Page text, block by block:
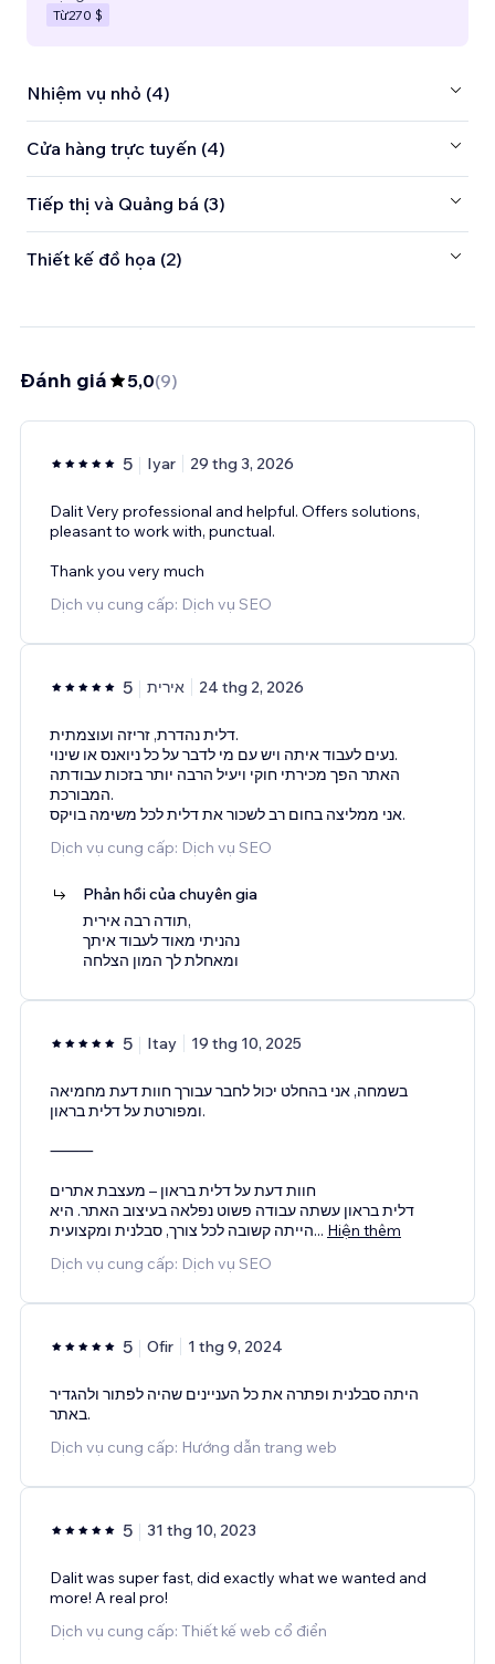
Từ270 $
Nhiệm vụ nhỏ (4)
Cửa hàng trực tuyến (4)
Tiếp thị và Quảng bá (3)
Thiết kế đồ họa (2)
Đánh giá 5,0(9)
5 Iyar 29 thg 3, 2026
Dalit Very professional and helpful. Offers solutions,
pleasant to work with, punctual.
Thank you very much
Dịch vụ cung cấp: Dịch vụ SEO
5 אירית 24 thg 2, 2026
דלית נהדרת, זריזה ועוצמתית.
נעים לעבוד איתה ויש עם מי לדבר על כל ניואנס או שינוי.
האתר הפך מכירתי חוקי ויעיל הרבה יותר בזכות עבודתה
המבורכת.
אני ממליצה בחום רב לשכור את דלית לכל משימה בויקס.
Dịch vụ cung cấp: Dịch vụ SEO
Phản hồi của chuyên gia
תודה רבה אירית,
נהניתי מאוד לעבוד איתך
ומאחלת לך המון הצלחה
5 Itay 19 thg 10, 2025
בשמחה, אני בהחלט יכול לחבר עבורך חוות דעת מחמיאה
ומפורטת על דלית בראון.
⸻
חוות דעת על דלית בראון – מעצבת אתרים
דלית בראון עשתה עבודה פשוט נפלאה בעיצוב האתר. היא
הייתה קשובה לכל צורך, סבלנית ומקצועית... Hiện thêm
Dịch vụ cung cấp: Dịch vụ SEO
5 Ofir 1 thg 9, 2024
היתה סבלנית ופתרה את כל העניינים שהיה לפתור ולהגדיר
באתר.
Dịch vụ cung cấp: Hướng dẫn trang web
5 31 thg 10, 2023
Dalit was super fast, did exactly what we wanted and
more! A real pro!
Dịch vụ cung cấp: Thiết kế web cổ điển